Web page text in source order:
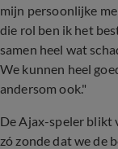
mijn persoonlijke
die rol ben ik het
samen heel wat
We kunnen heel
andersom ook."
De Ajax-speler blikt
zó zonde dat we de